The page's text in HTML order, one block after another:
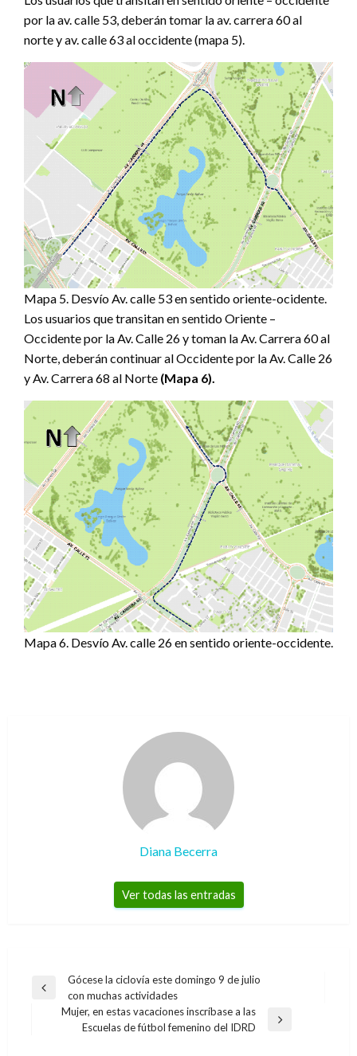
por la av. calle 53, deberán tomar la av. carrera 60 al
norte y av. calle 63 al occidente (mapa 5).
Mapa 5. Desvío Av. calle 53 en sentido oriente-ocidente.
Los usuarios que transitan en sentido Oriente –
Occidente por la Av. Calle 26 y toman la Av. Carrera 60 al
Norte, deberán continuar al Occidente por la Av. Calle 26
y Av. Carrera 68 al Norte (Mapa 6).
Mapa 6. Desvío Av. calle 26 en sentido oriente-occidente.
Diana Becerra
Ver todas las entradas
Navegación
entradas
Entrada
anterior
Gócese la ciclovía este domingo 9 de julio
con muchas actividades
Entrada
Mujer, en estas vacaciones inscríbase a las
Escuelas de fútbol femenino del IDRD